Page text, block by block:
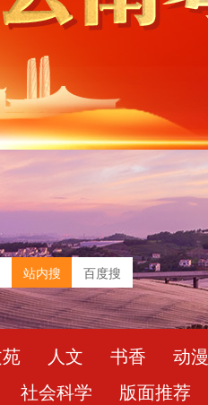
站内搜 百度搜
人文 书香
动漫
社会科学 版面推荐